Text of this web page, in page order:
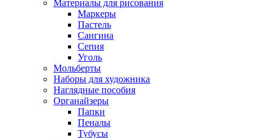
Материалы для рисования
Маркеры
Пастель
Сангина
Сепия
Уголь
Мольберты
Наборы для художника
Наглядные пособия
Органайзеры
Папки
Пеналы
Тубусы